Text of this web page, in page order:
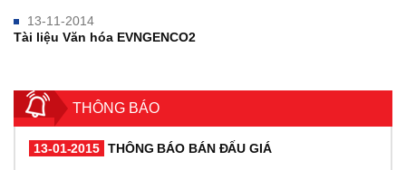
13-11-2014
Tài liệu Văn hóa EVNGENCO2
THÔNG BÁO
13-01-2015 THÔNG BÁO BÁN ĐẤU GIÁ